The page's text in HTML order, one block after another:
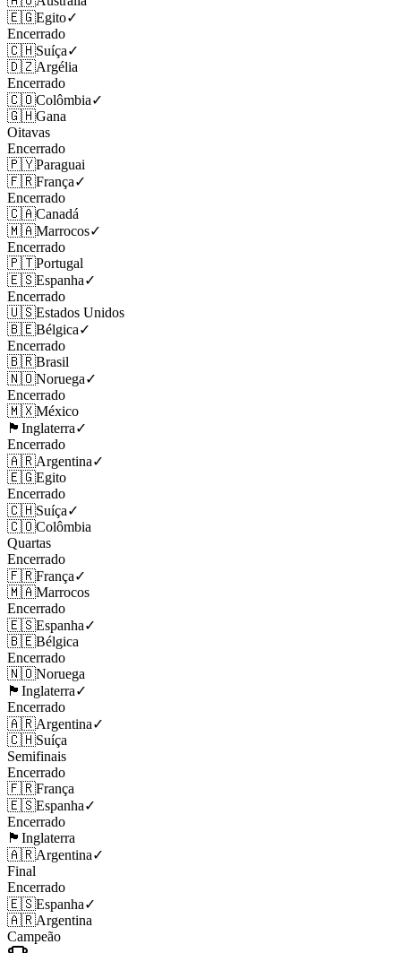
🇪🇬Egito✓
Encerrado
🇨🇭Suíça✓
🇩🇿Argélia
Encerrado
🇨🇴Colômbia✓
🇬🇭Gana
Oitavas
Encerrado
🇵🇾Paraguai
🇫🇷França✓
Encerrado
🇨🇦Canadá
🇲🇦Marrocos✓
Encerrado
🇵🇹Portugal
🇪🇸Espanha✓
Encerrado
🇺🇸Estados Unidos
🇧🇪Bélgica✓
Encerrado
🇧🇷Brasil
🇳🇴Noruega✓
Encerrado
🇲🇽México
🏴󠁧󠁢󠁥󠁮󠁧󠁿 Inglaterra✓
Encerrado
🇦🇷Argentina✓
🇪🇬Egito
Encerrado
🇨🇭Suíça✓
🇨🇴Colômbia
Quartas
Encerrado
🇫🇷França✓
🇲🇦Marrocos
Encerrado
🇪🇸Espanha✓
🇧🇪Bélgica
Encerrado
🇳🇴Noruega
🏴󠁧󠁢󠁥󠁮󠁧󠁿 Inglaterra✓
Encerrado
🇦🇷Argentina✓
🇨🇭Suíça
Semifinais
Encerrado
🇫🇷França
🇪🇸Espanha✓
Encerrado
🏴󠁧󠁢󠁥󠁮󠁧󠁿 Inglaterra
🇦🇷Argentina✓
Final
Encerrado
🇪🇸Espanha✓
🇦🇷Argentina
Campeão